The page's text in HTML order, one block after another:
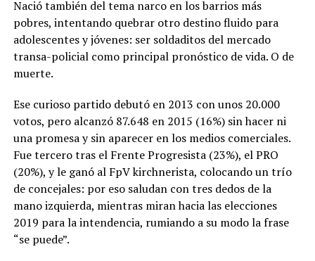
Nació también del tema narco en los barrios más
pobres, intentando quebrar otro destino fluido para
adolescentes y jóvenes: ser soldaditos del mercado
transa-policial como principal pronóstico de vida. O de
muerte.
Ese curioso partido debutó en 2013 con unos 20.000
votos, pero alcanzó 87.648 en 2015 (16%) sin hacer ni
una promesa y sin aparecer en los medios comerciales.
Fue tercero tras el Frente Progresista (23%), el PRO
(20%), y le ganó al FpV kirchnerista, colocando un trío
de concejales: por eso saludan con tres dedos de la
mano izquierda, mientras miran hacia las elecciones
2019 para la intendencia, rumiando a su modo la frase
“se puede”.